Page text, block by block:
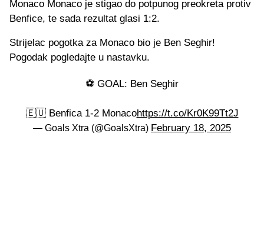
Monaco Monaco je stigao do potpunog preokreta protiv
Benfice, te sada rezultat glasi 1:2.
Strijelac pogotka za Monaco bio je Ben Seghir!
Pogodak pogledajte u nastavku.
⚽️ GOAL: Ben Seghir
🇪🇺 Benfica 1-2 Monacohttps://t.co/Kr0K99Tt2J
— Goals Xtra (@GoalsXtra) February 18, 2025